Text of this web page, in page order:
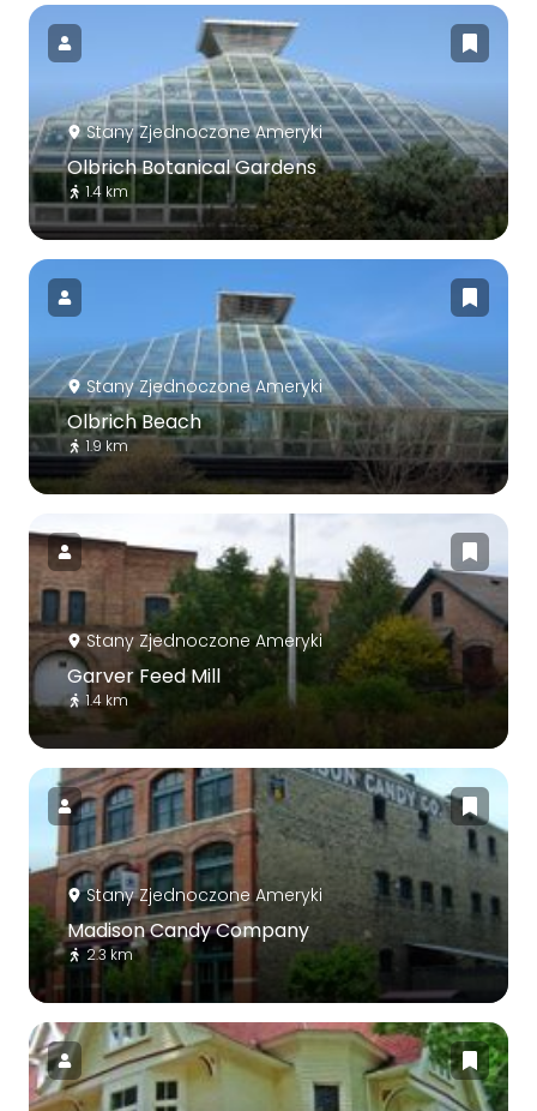
Stany Zjednoczone Ameryki
Olbrich Botanical Gardens
1.4 km
Stany Zjednoczone Ameryki
Olbrich Beach
1.9 km
Stany Zjednoczone Ameryki
Garver Feed Mill
1.4 km
Stany Zjednoczone Ameryki
Madison Candy Company
2.3 km